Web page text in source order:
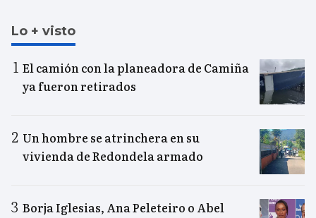
Lo + visto
El camión con la planeadora de Camiña
ya fueron retirados
Un hombre se atrinchera en su
vivienda de Redondela armado
Borja Iglesias, Ana Peleteiro o Abel